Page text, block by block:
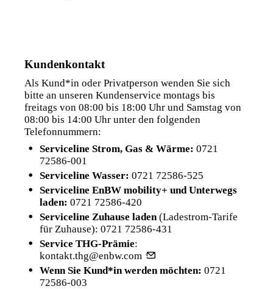
Kundenkontakt
Als Kund*in oder Privatperson wenden Sie sich
bitte an unseren Kundenservice montags bis
freitags von 08:00 bis 18:00 Uhr und Samstag von
08:00 bis 14:00 Uhr unter den folgenden
Telefonnummern:
Serviceline Strom, Gas & Wärme: 0721
72586-001
Serviceline Wasser: 0721 72586-525
Serviceline EnBW mobility+ und Unterwegs
laden: 0721 72586-420
Serviceline Zuhause laden (Ladestrom-Tarife
für Zuhause): 0721 72586-431
Service THG-Prämie:
kontakt.thg@enbw.com
Wenn Sie Kund*in werden möchten: 0721
72586-003